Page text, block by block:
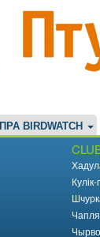
ПРА BIRDWATCH